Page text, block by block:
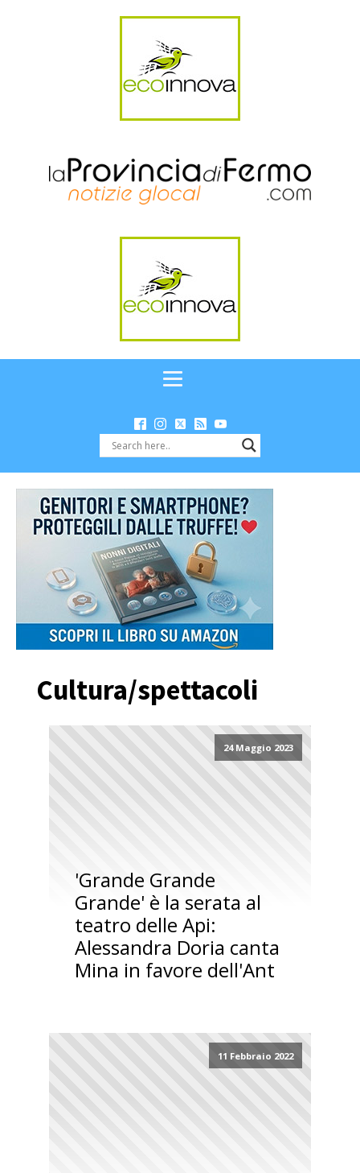
Cultura/spettacoli
24 Maggio 2023
'Grande Grande
Grande' è la serata al
teatro delle Api:
Alessandra Doria canta
Mina in favore dell'Ant
11 Febbraio 2022